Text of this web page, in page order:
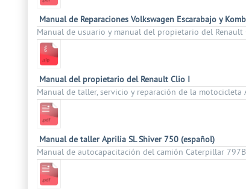
Manual de Reparaciones Volkswagen Escarabajo y
Manual de usuario y manual del propietario del
Manual del propietario del Renault Clio I
Manual de taller, servicio y reparación de la motocicleta
Manual de taller Aprilia SL Shiver 750 (español)
Manual de autocapacitación del camión Caterpillar